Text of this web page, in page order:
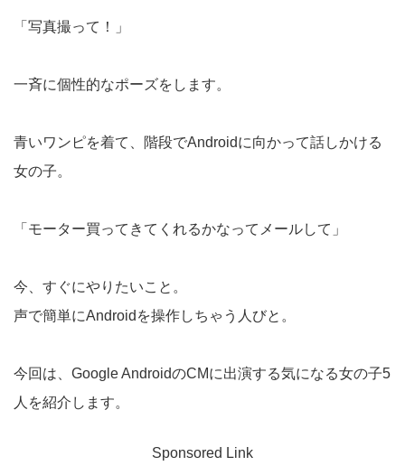
「写真撮って！」
一斉に個性的なポーズをします。
青いワンピを着て、階段でAndroidに向かって話しかける
女の子。
「モーター買ってきてくれるかなってメールして」
今、すぐにやりたいこと。
声で簡単にAndroidを操作しちゃう人びと。
今回は、Google AndroidのCMに出演する気になる女の子5
人を紹介します。
Sponsored Link